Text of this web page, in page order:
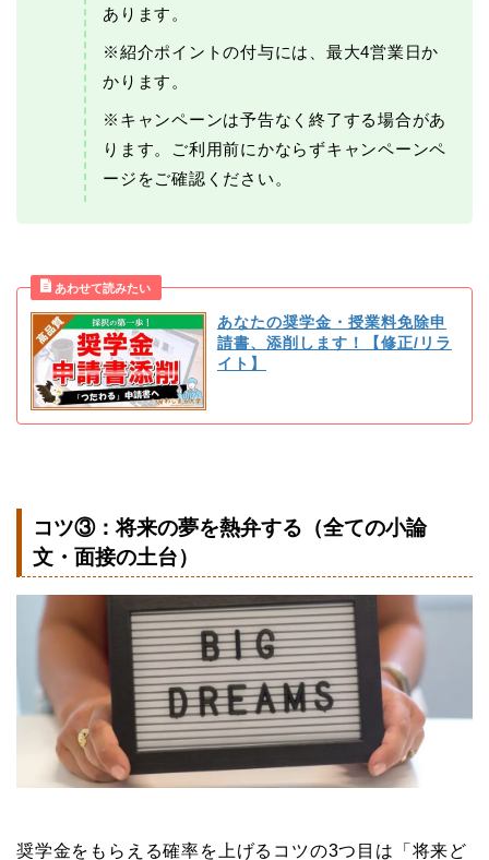
あります。
※紹介ポイントの付与には、最大4営業日か
かります。
※キャンペーンは予告なく終了する場合があ
ります。ご利用前にかならずキャンペーンペ
ージをご確認ください。
あなたの奨学金・授業料免除申
請書、添削します！【修正/リラ
イト】
コツ③：将来の夢を熱弁する（全ての小論
文・面接の土台）
奨学金をもらえる確率を上げるコツの3つ目は「将来ど